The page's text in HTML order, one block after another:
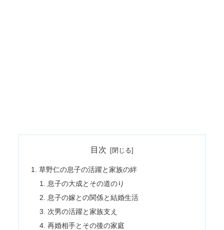
目次
草野仁の息子の活躍と家族の絆
息子の大成とその道のり
息子の嫁との関係と結婚生活
次男の活躍と家族支え
再婚相手とその後の家庭